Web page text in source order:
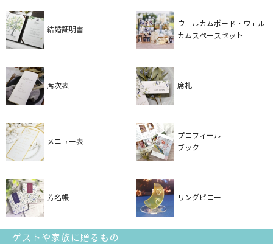
結婚証明書
ウェルカムボード・ウェル
カムスペースセット
席次表 席札
メニュー表
プロフィール
ブック
芳名帳 リングピロー
ゲストや家族に贈るもの